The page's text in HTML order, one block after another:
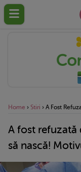
Home › Stiri › A Fost
A fost refuzată
să nască!